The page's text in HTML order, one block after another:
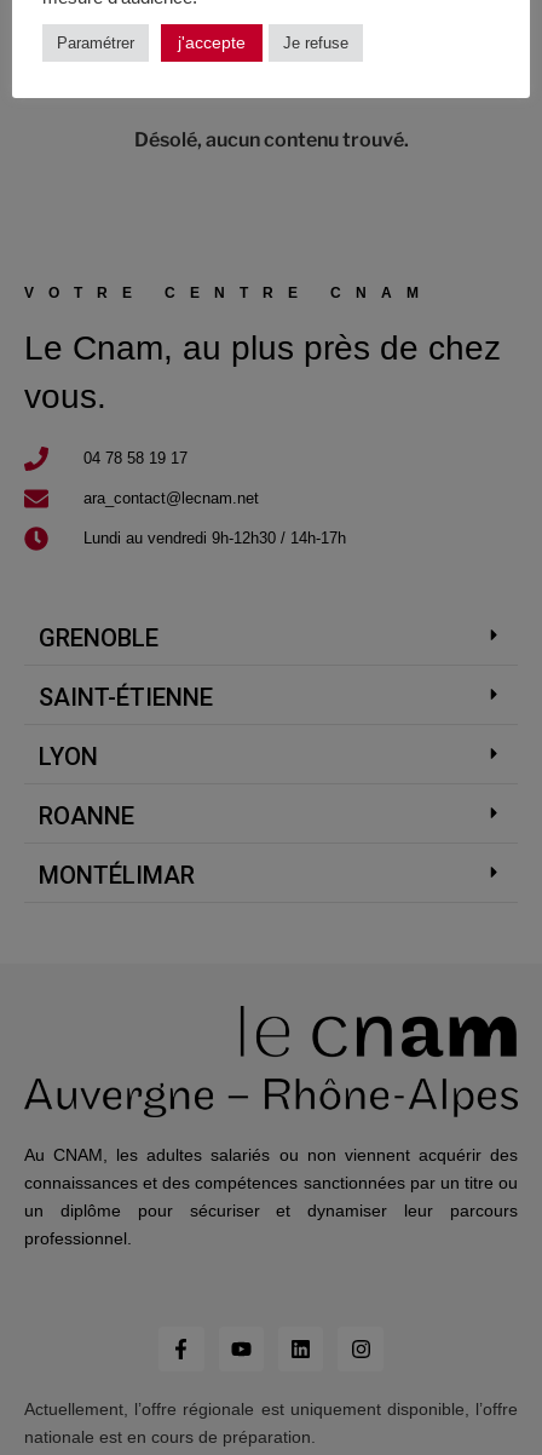
Désolé, aucun contenu trouvé.
VOTRE CENTRE CNAM
Le Cnam, au plus près de chez
vous.
04 78 58 19 17​
ara_contact@lecnam.net
Lundi au vendredi 9h-12h30 / 14h-17h
GRENOBLE
SAINT-ÉTIENNE
LYON
ROANNE
MONTÉLIMAR
Au CNAM, les adultes salariés ou non viennent acquérir des
connaissances et des compétences sanctionnées par un titre ou
un diplôme pour sécuriser et dynamiser leur parcours
professionnel.
Actuellement, l’offre régionale est uniquement disponible, l’offre
nationale est en cours de préparation.
Paramétrer j'accepte Je refuse